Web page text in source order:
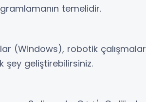
temelidir.
(Windows), robotik çalışmalar
şey geliştirebilirsiniz.